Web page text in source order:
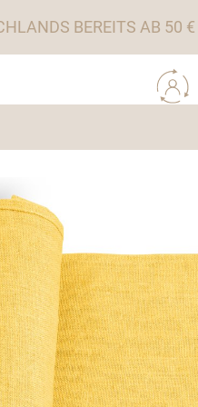
BEREITS AB 50 €